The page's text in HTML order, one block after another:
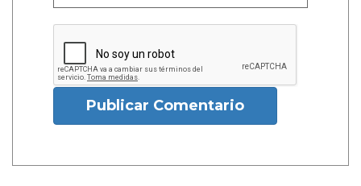
Publicar Comentario